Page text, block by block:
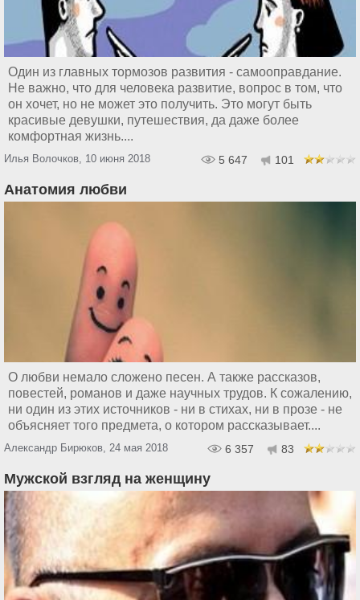
Один из главных тормозов развития - самооправдание.
Не важно, что для человека развитие, вопрос в том, что
он хочет, но не может это получить. Это могут быть
красивые девушки, путешествия, да даже более
комфортная жизнь....
Илья Волочков, 10 июня 2018 5 647 101
Анатомия любви
О любви немало сложено песен. А также рассказов,
повестей, романов и даже научных трудов. К сожалению,
ни один из этих источников - ни в стихах, ни в прозе - не
объясняет того предмета, о котором рассказывает....
Александр Бирюков, 24 мая 2018 6 357 83
Мужской взгляд на женщину